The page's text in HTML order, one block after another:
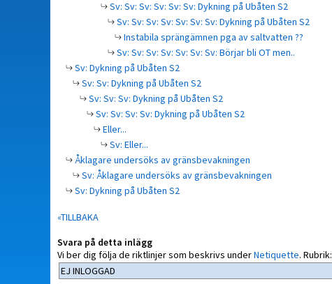
Sv: Sv: Sv: Sv: Sv: Sv: Dykning på Ubåten S2
Sv: Sv: Sv: Sv: Sv: Sv: Sv: Dykning på Ubåten S2
Instabila sprängämnen pga av saltvatten ??
Sv: Sv: Sv: Sv: Sv: Sv: Sv: Börjar bli OT men..
Sv: Dykning på Ubåten S2
Sv: Sv: Dykning på Ubåten S2
Sv: Sv: Sv: Dykning på Ubåten S2
Sv: Sv: Sv: Sv: Dykning på Ubåten S2
Eller...
Sv: Eller...
Åklagare undersöks av gränsbevakningen
Sv: Åklagare undersöks av gränsbevakningen
Sv: Dykning på Ubåten S2
«TILLBAKA
Svara på detta inlägg
Vi ber dig följa de riktlinjer som beskrivs underNetiquette. Rubrik: